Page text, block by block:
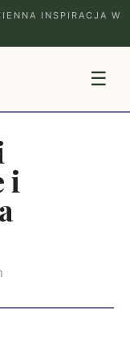
INSPIRACJA W
☰
i